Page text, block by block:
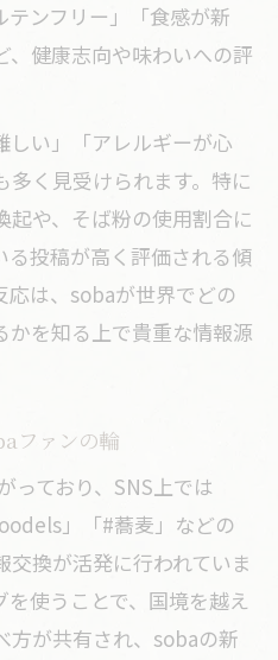
テンフリー」「食感が新
、健康志向や味わいへの評
しい」「アレルギーが心
く見受けられます。特に
や、そば粉の使用割合に
る投稿が高く評価される傾
応は、sobaが世界でどの
かを知る上で貴重な情報源
ファンの輪
っており、SNS上では
」「#蕎麦」などの
換が活発に行われていま
使うことで、国境を越え
方が共有され、sobaの新